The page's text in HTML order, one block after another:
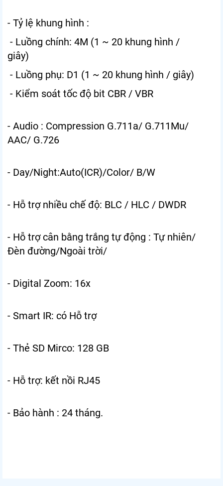
- Tỷ lệ khung hình :
- Luồng chính: 4M (1 ~ 20 khung hình /
giây)
- Luồng phụ: D1 (1 ~ 20 khung hình / giây)
- Kiểm soát tốc độ bit CBR / VBR
- Audio : Compression G.711a/ G.711Mu/
AAC/ G.726
- Day/Night:Auto(ICR)/Color/ B/W
- Hỗ trợ nhiều chế độ: BLC / HLC / DWDR
- Hỗ trợ cân bằng trắng tự động : Tự nhiên/
Đèn đường/Ngoài trời/
- Digital Zoom: 16x
- Smart IR: có Hỗ trợ
- Thẻ SD Mirco: 128 GB
- Hỗ trợ: kết nồi RJ45
- Bảo hành : 24 tháng.